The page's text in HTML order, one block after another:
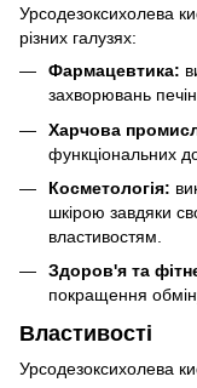
Урсодезоксихолева
різних галузях:
Фармацевтика:
захворювань
Харчова
функціональних
Косметологія:
шкірою завдяки
властивостям.
Здоров'я та
покращення
Властивості
Урсодезоксихолева